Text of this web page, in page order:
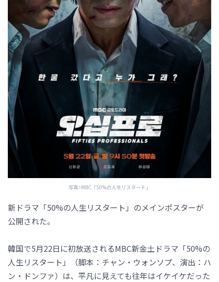
写真=MBC「50%の人生リスタート」
新ドラマ「50%の人生リスタート」のメインポスターが
公開された。
韓国で5月22日に初放送されるMBC新金土ドラマ「50%の
人生リスタート」（脚本：チャン・ウォンソプ、演出：ハ
ン・ドンファ）は、平凡に見えても往年はイケイケだった